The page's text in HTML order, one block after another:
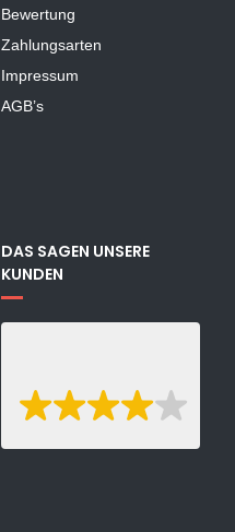
Bewertung
Zahlungsarten
Impressum
AGB’s
DAS SAGEN UNSERE
KUNDEN